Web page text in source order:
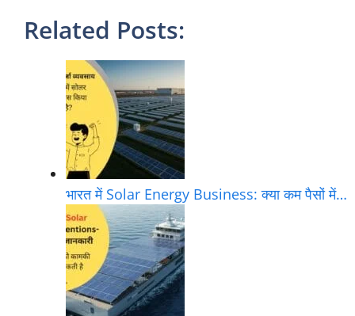
Related Posts:
भारत में Solar Energy Business: क्या कम पैसों में…